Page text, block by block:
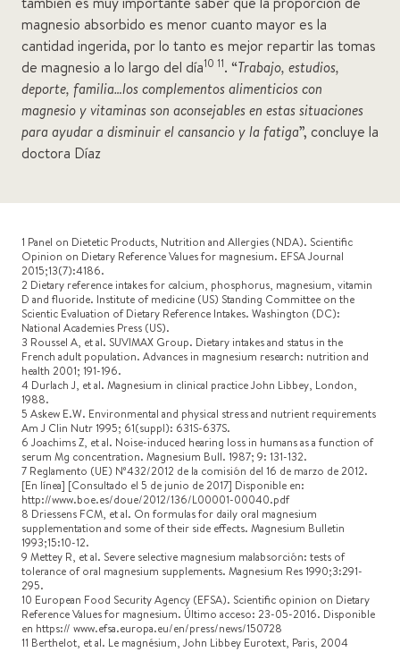
magnesio absorbido es menor cuanto mayor es la
cantidad ingerida, por lo tanto es mejor repartir las tomas
de magnesio a lo largo del día10 11. “Trabajo, estudios,
deporte, familia…los complementos alimenticios con
magnesio y vitaminas son aconsejables en estas situaciones
para ayudar a disminuir el cansancio y la fatiga”, concluye la
doctora Díaz
1 Panel on Dietetic Products, Nutrition and Allergies (NDA). Scientific
Opinion on Dietary Reference Values for magnesium. EFSA Journal
2015;13(7):4186.
2 Dietary reference intakes for calcium, phosphorus, magnesium, vitamin
D and fluoride. Institute of medicine (US) Standing Committee on the
Scientic Evaluation of Dietary Reference Intakes. Washington (DC):
National Academies Press (US).
3 Roussel A, et al. SUVIMAX Group. Dietary intakes and status in the
French adult population. Advances in magnesium research: nutrition and
health 2001; 191-196.
4 Durlach J, et al. Magnesium in clinical practice John Libbey, London,
1988.
5 Askew E.W. Environmental and physical stress and nutrient requirements
Am J Clin Nutr 1995; 61(suppl): 631S-637S.
6 Joachims Z, et al. Noise-induced hearing loss in humans as a function of
serum Mg concentration. Magnesium Bull. 1987; 9: 131-132.
7 Reglamento (UE) Nº432/2012 de la comisión del 16 de marzo de 2012.
[En línea] [Consultado el 5 de junio de 2017] Disponible en:
http://www.boe.es/doue/2012/136/L00001-00040.pdf
8 Driessens FCM, et al. On formulas for daily oral magnesium
supplementation and some of their side effects. Magnesium Bulletin
1993;15:10-12.
9 Mettey R, et al. Severe selective magnesium malabsorción: tests of
tolerance of oral magnesium supplements. Magnesium Res 1990;3:291-
295.
10 European Food Security Agency (EFSA). Scientific opinion on Dietary
Reference Values for magnesium. Último acceso: 23-05-2016. Disponible
en https:// www.efsa.europa.eu/en/press/news/150728
11 Berthelot, et al. Le magnésium, John Libbey Eurotext, Paris, 2004